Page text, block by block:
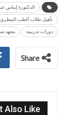
الدكتورة إيناس
تأهيل طلاب الطب
دورات تدريبية معهد
Share
Also Like